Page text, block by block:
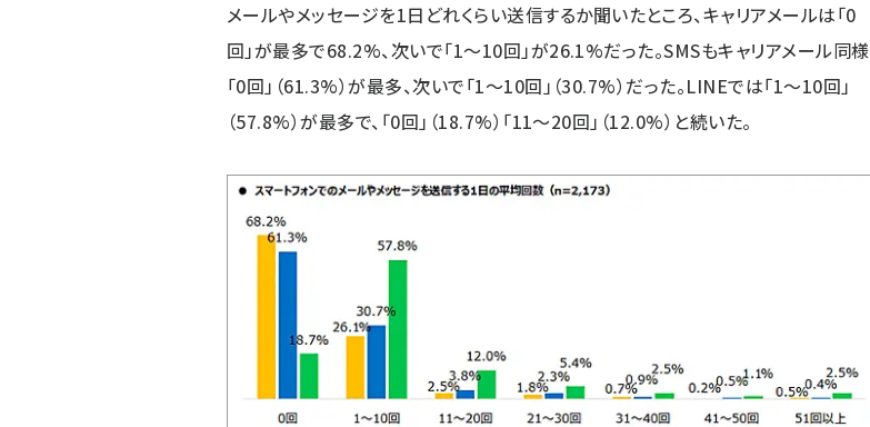
メールやメッセージを1日どれくらい送信するか聞いたところ、キャリアメールは「0
回」が最多で68.2%、次いで「1～10回」が26.1%だった。SMSもキャリアメール同様
「0回」（61.3%）が最多、次いで「1～10回」（30.7%）だった。LINEでは「1～10回」
（57.8%）が最多で、「0回」（18.7%）「11～20回」（12.0%）と続いた。